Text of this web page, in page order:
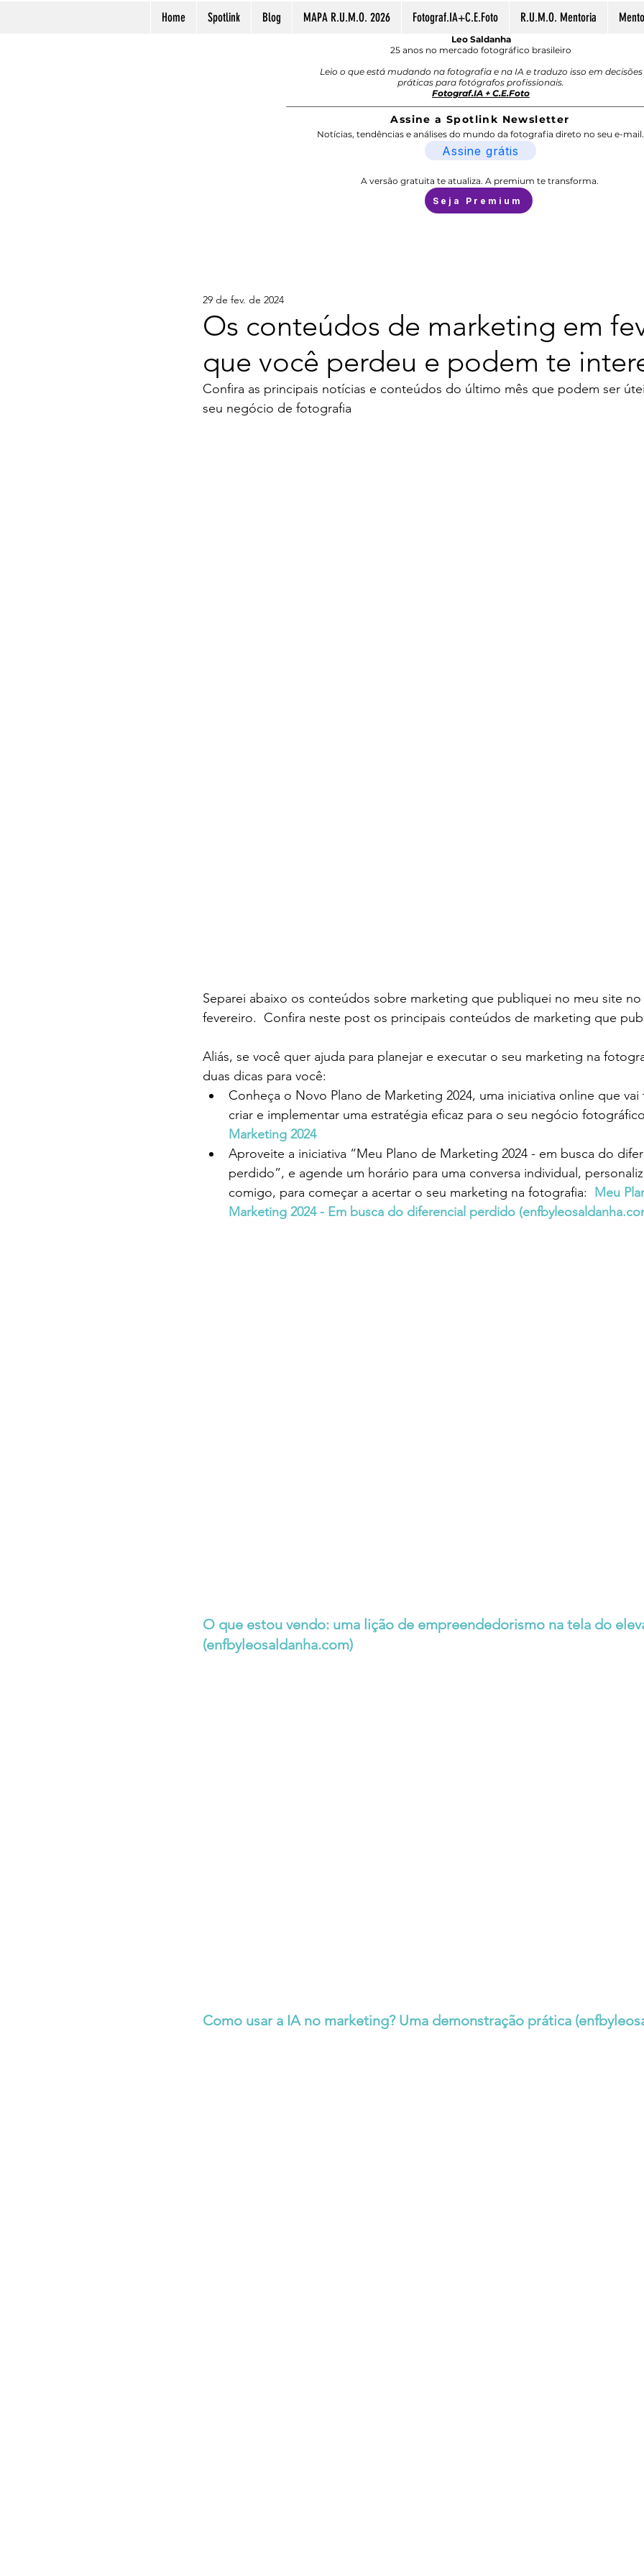
Home Spotlink Blog MAPA R.U.M.O. 2026 Fotograf.IA+C.E.Foto R.U.M.O. Mentoria
Leo Saldanha
25 anos no mercado fotográfico brasileiro
Leio o que está mudando na fotografia e na IA e traduzo isso em decisões
práticas para fotógrafos profissionais.
Fotograf.IA + C.E.Foto
Assine a Spotlink Newsletter
Notícias, tendências e análises do mundo da fotografia direto no seu e-mail.
Assine grátis
A versão gratuita te atualiza. A premium te transforma.
Seja Premium
Os conteúdos de marketing em
que você perdeu e podem te
29 de fev. de 2024
Confira as principais notícias e conteúdos do último mês que podem ser
seu negócio de fotografia
Separei abaixo os conteúdos sobre marketing que publiquei no meu site
fevereiro. Confira neste post os principais conteúdos de marketing que
Aliás, se você quer ajuda para planejar e executar o seu marketing na
duas dicas para você:
Conheça o Novo Plano de Marketing 2024, uma iniciativa online que
criar e implementar uma estratégia eficaz para o seu negócio
Marketing 2024
Aproveite a iniciativa “Meu Plano de Marketing 2024 - em busca do
perdido”, e agende um horário para uma conversa individual,
comigo, para começar a acertar o seu marketing na fotografia:
Meu
Marketing 2024 - Em busca do diferencial perdido (
O que estou vendo: uma lição de empreendedorismo na tela do
(enfbyleosaldanha.com)
Como usar a IA no marketing? Uma demonstração prática (